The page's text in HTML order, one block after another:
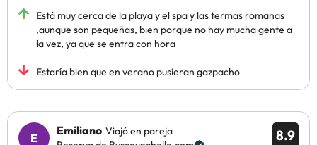
Está muy cerca de la playa y el spa y las termas romanas
,aunque son pequeñas, bien porque no hay mucha gente a
la vez, ya que se entra con hora
Estaría bien que en verano pusieran gazpacho
8.9
Emiliano Viajó en pareja